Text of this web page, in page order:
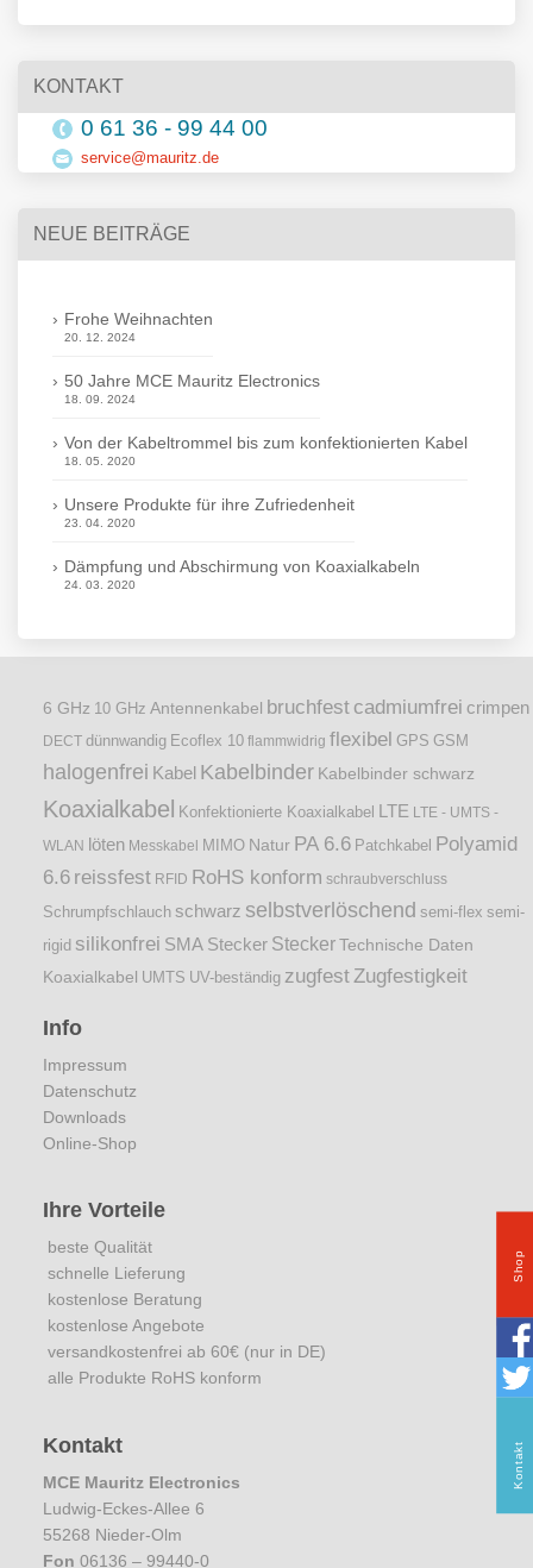
KONTAKT
0 61 36 - 99 44 00
service@mauritz.de
NEUE BEITRÄGE
Frohe Weihnachten
20. 12. 2024
50 Jahre MCE Mauritz Electronics
18. 09. 2024
Von der Kabeltrommel bis zum konfektionierten Kabel
18. 05. 2020
Unsere Produkte für ihre Zufriedenheit
23. 04. 2020
Dämpfung und Abschirmung von Koaxialkabeln
24. 03. 2020
6 GHz 10 GHz Antennenkabel bruchfest cadmiumfrei crimpen
DECT dünnwandig Ecoflex 10 flammwidrig flexibel GPS GSM
halogenfrei Kabel Kabelbinder Kabelbinder schwarz
Koaxialkabel Konfektionierte Koaxialkabel LTE LTE - UMTS -
WLAN löten Messkabel MIMO Natur PA 6.6 Patchkabel Polyamid
6.6 reissfest RFID RoHS konform schraubverschluss
Schrumpfschlauch schwarz selbstverlöschend semi-flex semi-
rigid silikonfrei SMA Stecker Stecker Technische Daten
Koaxialkabel UMTS UV-beständig zugfest Zugfestigkeit
Info
Impressum
Datenschutz
Downloads
Online-Shop
Ihre Vorteile
beste Qualität
schnelle Lieferung
kostenlose Beratung
kostenlose Angebote
versandkostenfrei ab 60€ (nur in DE)
alle Produkte RoHS konform
Kontakt
MCE Mauritz Electronics
Ludwig-Eckes-Allee 6
55268 Nieder-Olm
Fon 06136 – 99440-0
Shop
Kontakt